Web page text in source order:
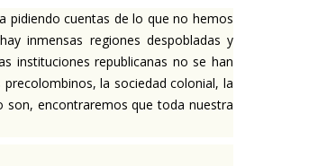
pidiendo cuentas de lo que no hemos
inmensas regiones despobladas y
instituciones republicanas no se han
la sociedad colonial, la
son, encontraremos que toda nuestra